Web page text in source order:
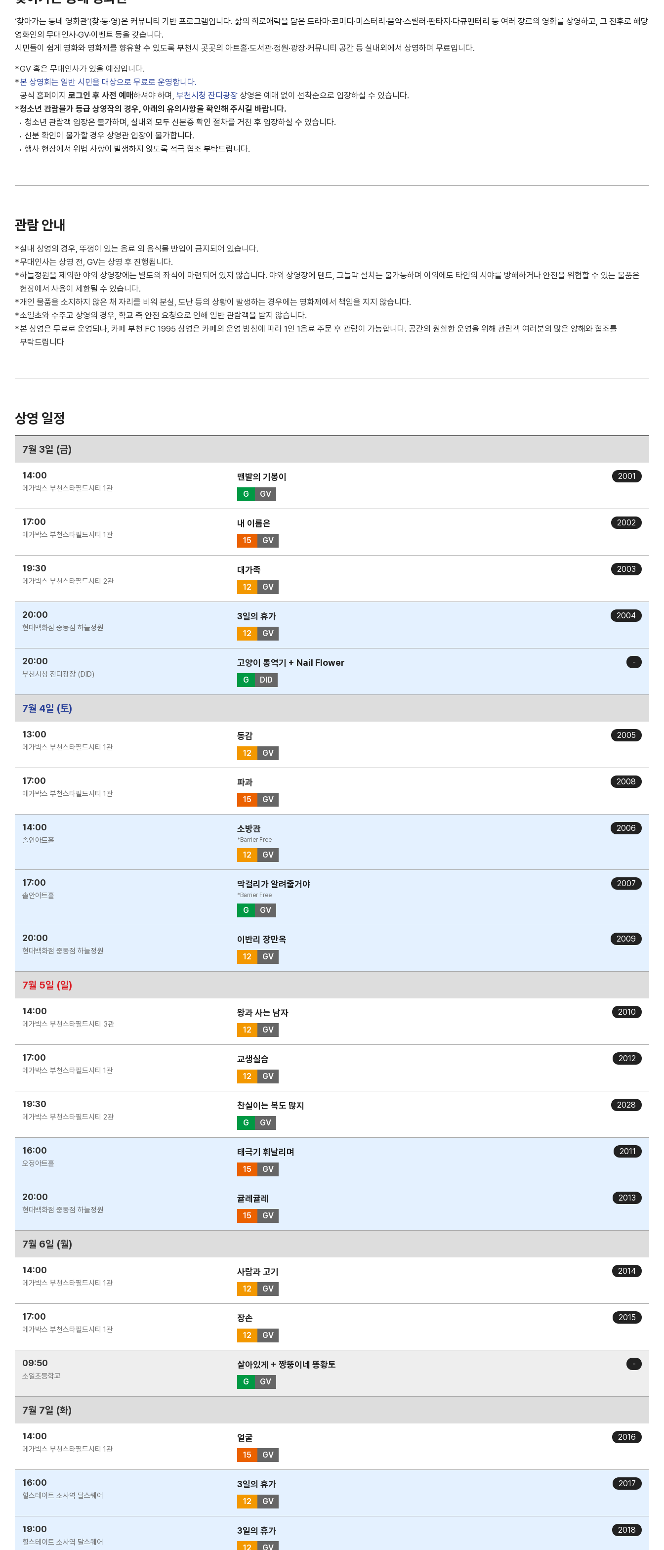
‘찾아가는 동네 영화관'(찾·동·영)은 커뮤니티 기반 프로그램입니다. 삶의 희로애락을 담은 드라마·코미디·미스터리·음악·스릴러·판타지·다큐멘터리 등 여러 장르의 영화를 상영하고, 그 전후로 해당
영화인의 무대인사·GV·이벤트 등을 갖습니다.
시민들이 쉽게 영화와 영화제를 향유할 수 있도록 부천시 곳곳의 아트홀·도서관·정원·광장·커뮤니티 공간 등 실내외에서 상영하며 무료입니다.
GV 혹은 무대인사가 있을 예정입니다.
본 상영회는 일반 시민을 대상으로 무료로 운영합니다.
공식 홈페이지 로그인 후 사전 예매하셔야 하며, 부천시청 잔디광장 상영은 예매 없이 선착순으로 입장하실 수 있습니다.
청소년 관람불가 등급 상영작의 경우, 아래의 유의사항을 확인해 주시길 바랍니다.
청소년 관람객 입장은 불가하며, 실내외 모두 신분증 확인 절차를 거친 후 입장하실 수 있습니다.
신분 확인이 불가할 경우 상영관 입장이 불가합니다.
행사 현장에서 위법 사항이 발생하지 않도록 적극 협조 부탁드립니다.
관람 안내
실내 상영의 경우, 뚜껑이 있는 음료 외 음식물 반입이 금지되어 있습니다.
무대인사는 상영 전, GV는 상영 후 진행됩니다.
하늘정원을 제외한 야외 상영장에는 별도의 좌식이 마련되어 있지 않습니다. 야외 상영장에 텐트, 그늘막 설치는 불가능하며 이외에도 타인의 시야를 방해하거나 안전을 위협할 수 있는 물품은
현장에서 사용이 제한될 수 있습니다.
개인 물품을 소지하지 않은 채 자리를 비워 분실, 도난 등의 상황이 발생하는 경우에는 영화제에서 책임을 지지 않습니다.
소일초와 수주고 상영의 경우, 학교 측 안전 요청으로 인해 일반 관람객을 받지 않습니다.
본 상영은 무료로 운영되나, 카페 부천 FC 1995 상영은 카페의 운영 방침에 따라 1인 1음료 주문 후 관람이 가능합니다. 공간의 원활한 운영을 위해 관람객 여러분의 많은 양해와 협조를
부탁드립니다
상영 일정
7월 3일 (금)
14:00
메가박스 부천스타필드시티 1관
맨발의 기봉이
G GV
2001
17:00
메가박스 부천스타필드시티 1관
내 이름은
15 GV
2002
19:30
메가박스 부천스타필드시티 2관
대가족
12 GV
2003
20:00
현대백화점 중동점 하늘정원
3일의 휴가
12 GV
2004
20:00
부천시청 잔디광장 (DID)
고양이 통역기 + Nail Flower
G DID
-
7월 4일 (토)
13:00
메가박스 부천스타필드시티 1관
동감
12 GV
2005
17:00
메가박스 부천스타필드시티 1관
파과
15 GV
2008
14:00
솔안아트홀
소방관
*Barrier Free
12 GV
2006
17:00
솔안아트홀
막걸리가 알려줄거야
*Barrier Free
G GV
2007
20:00
현대백화점 중동점 하늘정원
이반리 장만옥
12 GV
2009
7월 5일 (일)
14:00
메가박스 부천스타필드시티 3관
왕과 사는 남자
12 GV
2010
17:00
메가박스 부천스타필드시티 1관
교생실습
12 GV
2012
19:30
메가박스 부천스타필드시티 2관
찬실이는 복도 많지
G GV
2028
16:00
오정아트홀
태극기 휘날리며
15 GV
2011
20:00
현대백화점 중동점 하늘정원
귤레귤레
15 GV
2013
7월 6일 (월)
14:00
메가박스 부천스타필드시티 1관
사람과 고기
12 GV
2014
17:00
메가박스 부천스타필드시티 1관
장손
12 GV
2015
09:50
소일초등학교
살아있게 + 짱뚱이네 똥황토
G GV
-
7월 7일 (화)
14:00
메가박스 부천스타필드시티 1관
얼굴
15 GV
2016
16:00
힐스테이트 소사역 달스퀘어
3일의 휴가
12 GV
2017
19:00
힐스테이트 소사역 달스퀘어
3일의 휴가
12 GV
2018